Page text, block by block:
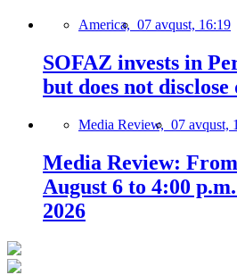
America, 07 avqust, 16:19
SOFAZ invests in
but does not disclose
Media Review, 07 avqust,
Media Review:
August 6 to 4:00
2026